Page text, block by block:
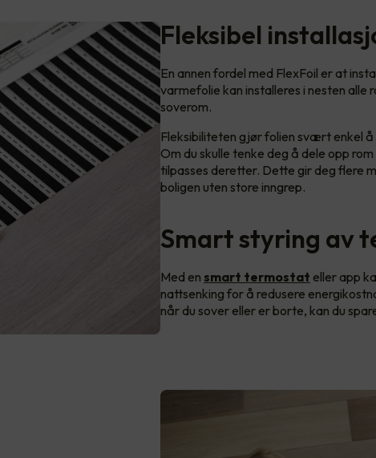
Fleksibel
En annen fordel med FlexFoil er at
varmefolie kan installeres i nesten alle
soverom.
Fleksibiliteten gjør folien svært enkel
Om du skulle tenke deg å dele opp
tilpasses deretter. Dette gir deg flere
boligen uten store inngrep.
Smart styring av
Med en smart termostat eller app
nattsenking for å redusere
når du sover eller er borte, kan du